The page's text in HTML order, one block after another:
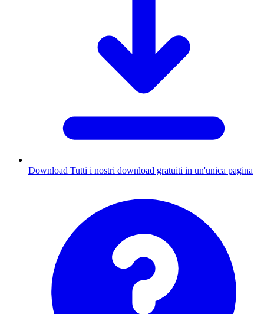
Download Tutti i nostri download gratuiti in un'unica pagina